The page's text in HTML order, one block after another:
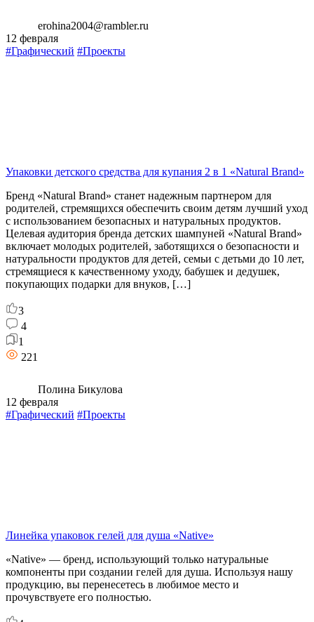
erohina2004@rambler.ru
12 февраля
#Графический #Проекты
Упаковки детского средства для купания 2 в 1 «Natural Brand»
Бренд «Natural Brand» станет надежным партнером для
родителей, стремящихся обеспечить своим детям лучший уход
с использованием безопасных и натуральных продуктов.
Целевая аудитория бренда детских шампуней «Natural Brand»
включает молодых родителей, заботящихся о безопасности и
натуральности продуктов для детей, семьи с детьми до 10 лет,
стремящиеся к качественному уходу, бабушек и дедушек,
покупающих подарки для внуков, […]
3
4
1
221
Полина Бикулова
12 февраля
#Графический #Проекты
Линейка упаковок гелей для душа «Native»
«Native» — бренд, использующий только натуральные
компоненты при создании гелей для душа. Используя нашу
продукцию, вы перенесетесь в любимое место и
прочувствуете его полностью.